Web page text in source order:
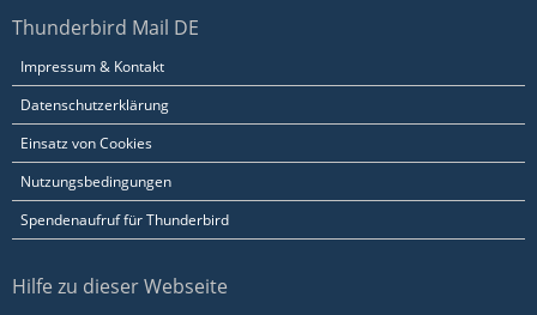
Thunderbird Mail DE
Impressum & Kontakt
Datenschutzerklärung
Einsatz von Cookies
Nutzungsbedingungen
Spendenaufruf für Thunderbird
Hilfe zu dieser Webseite